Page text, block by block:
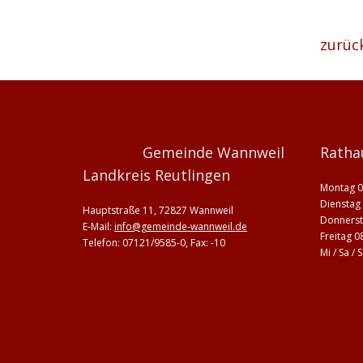
Gemeinde Wannweil
Landkreis Reutlingen
Hauptstraße 11, 72827 Wannweil
E-Mail: info@gemeinde-wannweil.de
Telefon: 07121/9585-0, Fax: -10
Montag
Dienstag
Freitag
Mi / Sa /